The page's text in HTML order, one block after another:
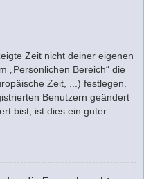
Zeit nicht deiner eigenen
„Persönlichen Bereich“ die
Zeit, ...) festlegen.
Benutzern geändert
bist, ist dies ein guter